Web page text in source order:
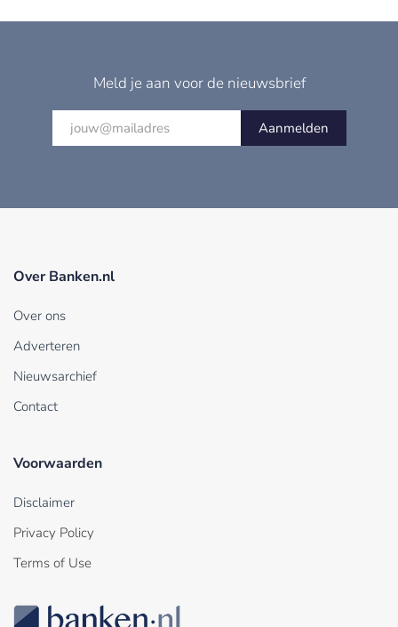
Meld je aan voor de nieuwsbrief
Aanmelden
Over Banken.nl
Over ons
Adverteren
Nieuwsarchief
Contact
Voorwaarden
Disclaimer
Privacy Policy
Terms of Use